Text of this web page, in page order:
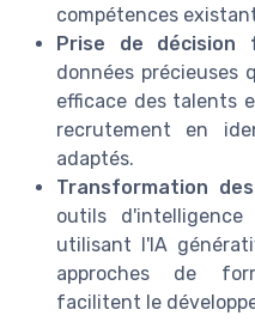
compétences
Prise de décision
données précieuses
efficace des talents
recrutement en
adaptés.
Transformation
outils
utilisant l'IA
approches de
facilitent le